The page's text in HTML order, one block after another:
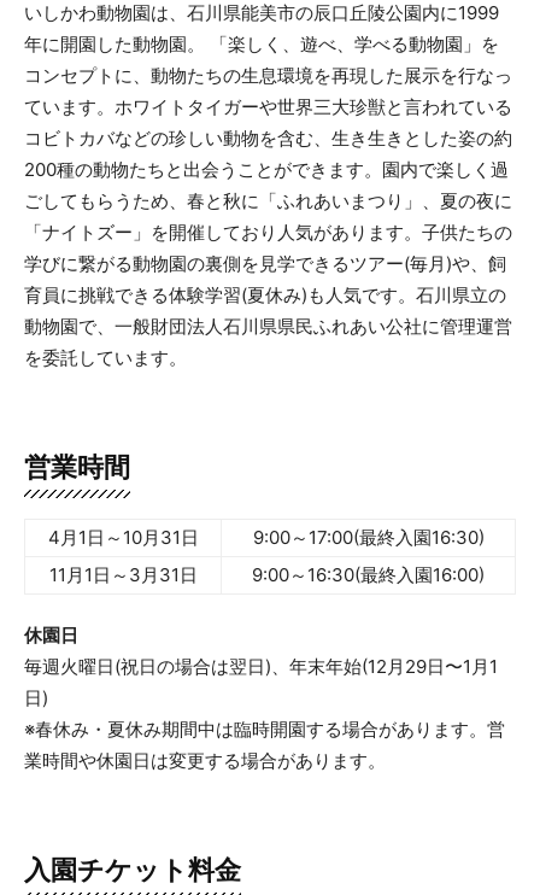
いしかわ動物園は、石川県能美市の辰口丘陵公園内に1999
年に開園した動物園。 「楽しく、遊べ、学べる動物園」を
コンセプトに、動物たちの生息環境を再現した展示を行なっ
ています。ホワイトタイガーや世界三大珍獣と言われている
コビトカバなどの珍しい動物を含む、生き生きとした姿の約
200種の動物たちと出会うことができます。園内で楽しく過
ごしてもらうため、春と秋に「ふれあいまつり」、夏の夜に
「ナイトズー」を開催しており人気があります。子供たちの
学びに繋がる動物園の裏側を見学できるツアー(毎月)や、飼
育員に挑戦できる体験学習(夏休み)も人気です。石川県立の
動物園で、一般財団法人石川県県民ふれあい公社に管理運営
を委託しています。
営業時間
4月1日～10月31日
9:00～17:00(最終入園16:30)
11月1日～3月31日
9:00～16:30(最終入園16:00)
休園日
毎週火曜日(祝日の場合は翌日)、年末年始(12月29日〜1月1
日)
※春休み・夏休み期間中は臨時開園する場合があります。営
業時間や休園日は変更する場合があります。
入園チケット料金